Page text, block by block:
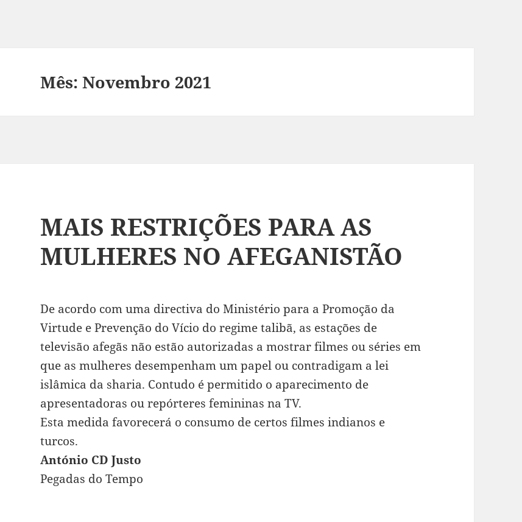
Mês:Novembro 2021
MAIS RESTRIÇÕES PARA AS
MULHERES NO AFEGANISTÃO
De acordo com uma directiva do Ministério para a Promoção da
Virtude e Prevenção do Vício do regime talibã, as estações de
televisão afegãs não estão autorizadas a mostrar filmes ou séries em
que as mulheres desempenham um papel ou contradigam a lei
islâmica da sharia. Contudo é permitido o aparecimento de
apresentadoras ou repórteres femininas na TV.
Esta medida favorecerá o consumo de certos filmes indianos e
turcos.
António CD Justo
Pegadas do Tempo